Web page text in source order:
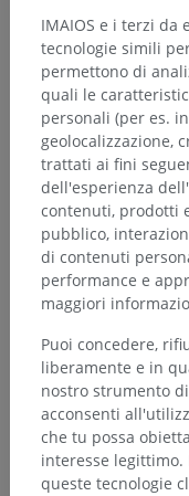
Gerarchia
IMAIOS e i terzi da
tecnologie simili
permettono di
quali le
personali (per es.
geolocalizzazione,
trattati ai fini
dell'esperienza
contenuti, prodotti
pubblico,
di contenuti
performance e
maggiori
Puoi concedere,
liberamente e in
nostro strumento
acconsenti
che tu possa
interesse
queste tecnologie